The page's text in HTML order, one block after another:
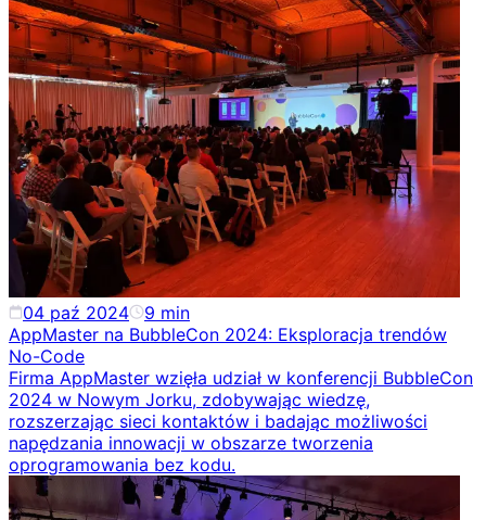
04 paź 2024 9 min
AppMaster na BubbleCon 2024: Eksploracja trendów
No-Code
Firma AppMaster wzięła udział w konferencji BubbleCon
2024 w Nowym Jorku, zdobywając wiedzę,
rozszerzając sieci kontaktów i badając możliwości
napędzania innowacji w obszarze tworzenia
oprogramowania bez kodu.